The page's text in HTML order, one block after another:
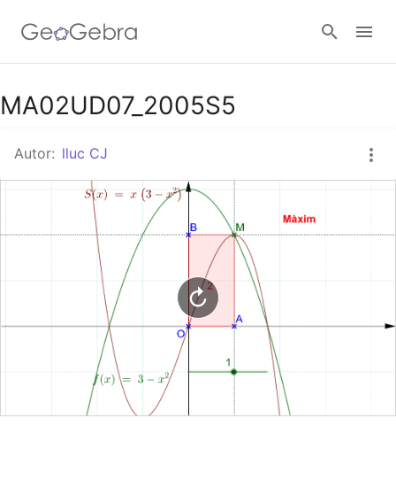
Google Classroom
Aula GeoGebra
Valideu-vos
MA02UD07_2005S5
Autor: lluc CJ